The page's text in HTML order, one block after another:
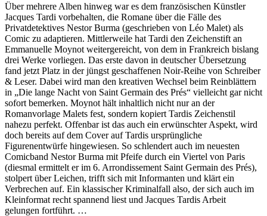
Über mehrere Alben hinweg war es dem französischen Künstler
Jacques Tardi vorbehalten, die Romane über die Fälle des
Privatdetektives Nestor Burma (geschrieben von Léo Malet) als
Comic zu adaptieren. Mittlerweile hat Tardi den Zeichenstift an
Emmanuelle Moynot weitergereicht, von dem in Frankreich bislang
drei Werke vorliegen. Das erste davon in deutscher Übersetzung
fand jetzt Platz in der jüngst geschaffenen Noir-Reihe von Schreiber
& Leser. Dabei wird man den kreativen Wechsel beim Reinblättern
in „Die lange Nacht von Saint Germain des Prés“ vielleicht gar nicht
sofort bemerken. Moynot hält inhaltlich nicht nur an der
Romanvorlage Malets fest, sondern kopiert Tardis Zeichenstil
nahezu perfekt. Offenbar ist das auch ein erwünschter Aspekt, wird
doch bereits auf dem Cover auf Tardis ursprüngliche
Figurenentwürfe hingewiesen. So schlendert auch im neuesten
Comicband Nestor Burma mit Pfeife durch ein Viertel von Paris
(diesmal ermittelt er im 6. Arrondissement Saint Germain des Prés),
stolpert über Leichen, trifft sich mit Informanten und klärt ein
Verbrechen auf. Ein klassischer Kriminalfall also, der sich auch im
Kleinformat recht spannend liest und Jacques Tardis Arbeit
gelungen fortführt. …